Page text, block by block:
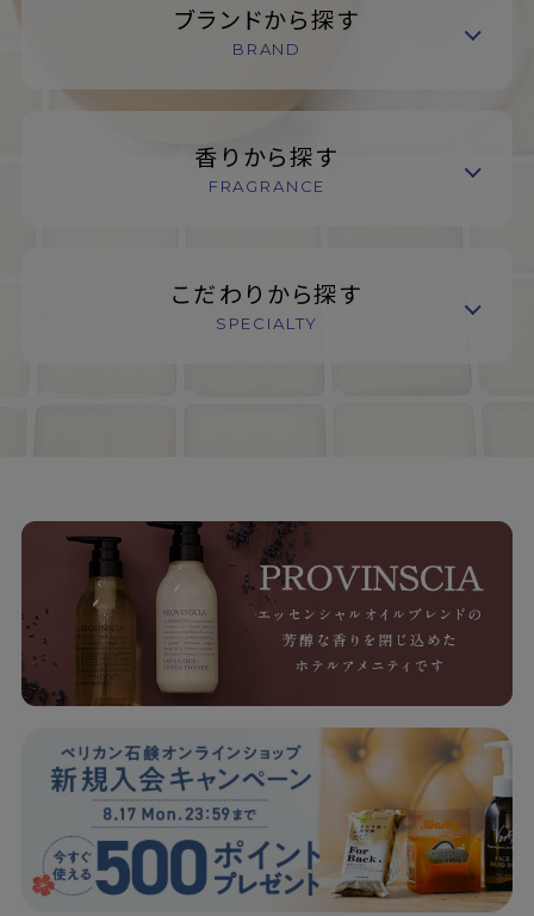
ブランドから探す
BRAND
香りから探す
FRAGRANCE
こだわりから探す
SPECIALTY